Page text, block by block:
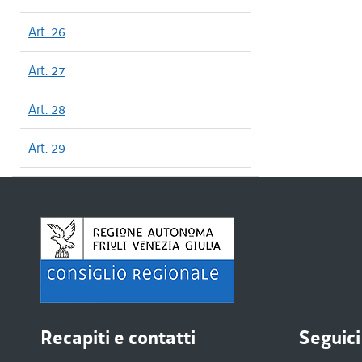
Art. 26
Art. 27
Art. 28
Art. 29
Recapiti e contatti